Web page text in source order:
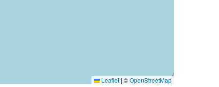
Leaflet | ©OpenStreetMap